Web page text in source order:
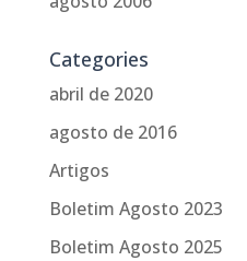
Categories
abril de 2020
agosto de 2016
Artigos
Boletim Agosto 2023
Boletim Agosto 2025